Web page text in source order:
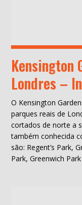
Kensington
Londres –
O Kensington
parques reais de
cortados de norte a
também conhecida
são: Regent’s Park,
Park, Greenwich